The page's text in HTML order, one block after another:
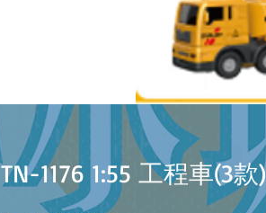
TN-1176 1:55 工程車(3款)